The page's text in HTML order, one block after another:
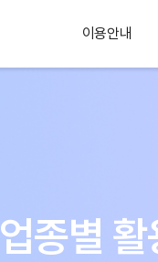
이용안내
업종별 활